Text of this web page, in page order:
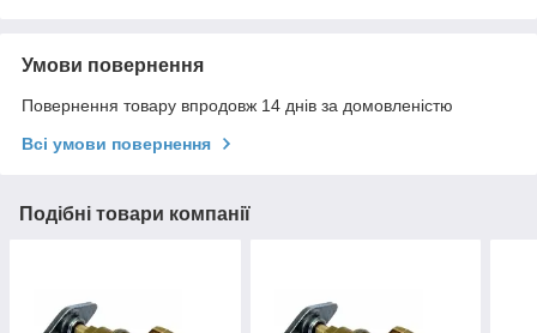
Умови повернення
Повернення товару впродовж 14 днів за домовленістю
Всі умови повернення
Подібні товари компанії